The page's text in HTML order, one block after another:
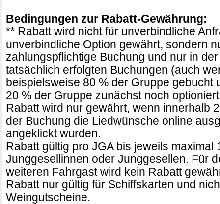
Bedingungen zur Rabatt-Gewährung:
** Rabatt wird nicht für unverbindliche
unverbindliche Option gewährt, sondern
zahlungspflichtige Buchung und nur in
tatsächlich erfolgten Buchungen (auch
beispielsweise 80 % der Gruppe gebucht
20 % der Gruppe zunächst noch
Rabatt wird nur gewährt, wenn innerhalb
der Buchung die Liedwünsche online
angeklickt wurden.
Rabatt gültig pro JGA bis jeweils maximal
Junggesellinnen oder Junggesellen. Für
weiteren Fahrgast wird kein Rabatt
Rabatt nur gültig für Schiffskarten und
Weingutscheine.